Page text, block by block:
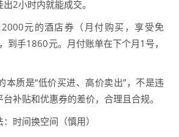
2小时内就能成交。
元的酒店券（月付购买，享受免
到手1860元。月付账单在下个月1号，
本质是“低价买进、高价卖出”，不是违
补贴和优惠券的差价，合理且合规。
时间换空间（慎用）